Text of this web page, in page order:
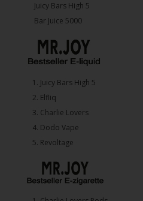
Juicy Bars High 5
Bar Juice 5000
1.⁠ ⁠Juicy Bars High 5
2.⁠ ⁠⁠Elfliq
3.⁠ ⁠⁠Charlie Lovers
4.⁠ ⁠⁠Dodo Vape
5. ⁠Revoltage